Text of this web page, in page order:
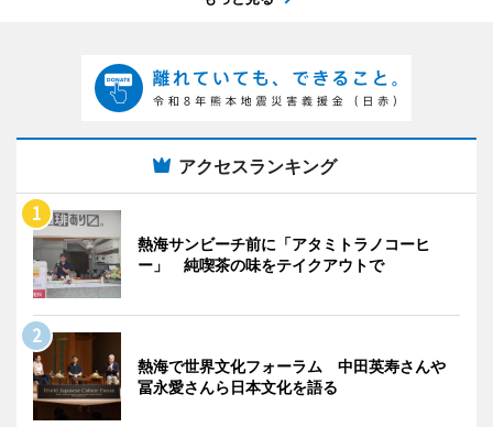
アクセスランキング
熱海サンビーチ前に「アタミトラノコーヒ
ー」 純喫茶の味をテイクアウトで
熱海で世界文化フォーラム 中田英寿さんや
冨永愛さんら日本文化を語る